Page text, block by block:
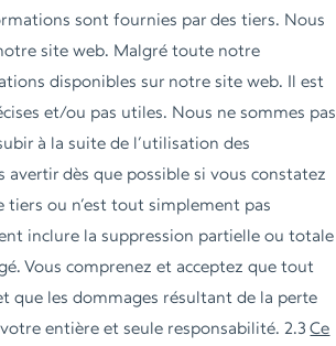
sont fournies par des tiers. Nous
site web. Malgré toute notre
disponibles sur notre site web. Il est
et/ou pas utiles. Nous ne sommes pas
à la suite de l’utilisation des
dès que possible si vous constatez
ou n’est tout simplement pas
inclure la suppression partielle ou totale
Vous comprenez et acceptez que tout
que les dommages résultant de la perte
entière et seule responsabilité. 2.3Ce